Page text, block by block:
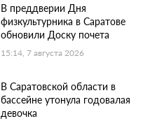
В преддверии Дня
физкультурника в Саратове
обновили Доску почета
15:14, 7 августа 2026
В Саратовской области в
бассейне утонула годовалая
девочка